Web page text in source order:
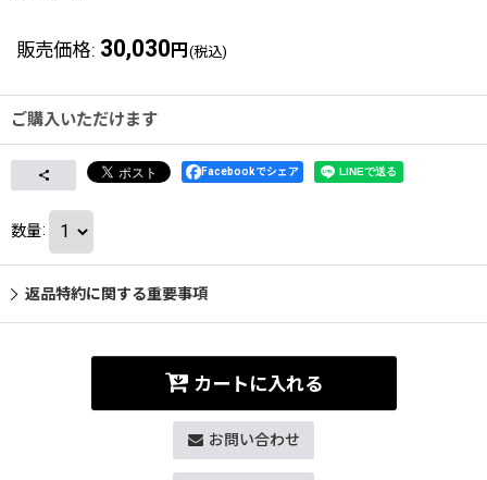
販売価格: 30,030 円 (税込)
ご購入いただけます
Facebookでシェア
数量:
返品特約に関する重要事項
カートに入れる
お問い合わせ